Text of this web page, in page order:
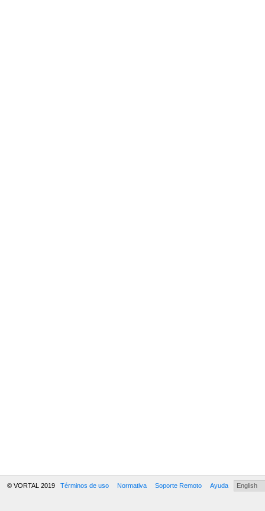
© VORTAL 2019 Términos de uso Normativa Soporte Remoto Ayuda